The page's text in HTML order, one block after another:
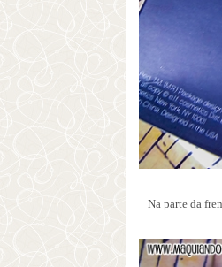
Na parte da